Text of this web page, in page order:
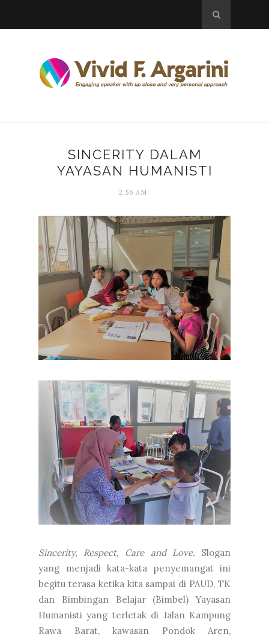
SINCERITY DALAM
YAYASAN HUMANISTI
2:56 AM
Sincerity, Respect, Care and Love. Slogan
yang menjadi kata-kata penyemangat ini
begitu terasa ketika kita sampai di PAUD, TK
dan Bimbingan Belajar (Bimbel) Yayasan
Humanisti yang terletak di Jalan Kampung
Rawa Barat, kawasan Pondok Aren,